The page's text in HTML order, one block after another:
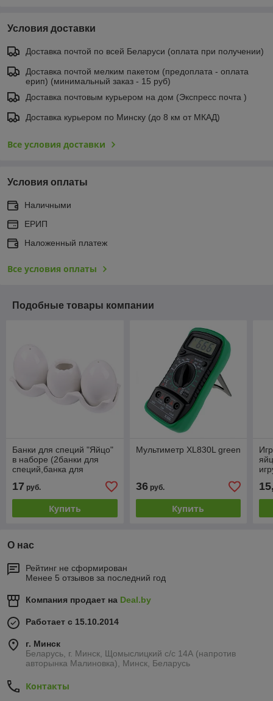
Условия доставки
Доставка почтой по всей Беларуси (оплата при получении)
Доставка почтой мелким пакетом (предоплата - оплата
ерип) (минимальный заказ - 15 руб)
Доставка почтовым курьером на дом (Экспресс почта )
Доставка курьером по Минску (до 8 км от МКАД)
Все условия доставки
Условия оплаты
Наличными
ЕРИП
Наложенный платеж
Все условия оплаты
Подобные товары компании
Банки для специй "Яйцо"
в наборе (2банки для
специй,банка для
17 руб.
Купить
Мультиметр XL830L green
36руб.
Купить
О нас
Рейтинг не сформирован
Менее 5 отзывов за последний год
Компания продает на Deal.by
Работает с 15.10.2014
г. Минск
Беларусь, г. Минск, Щомыслицкий с/с 14А (напротив
авторынка Малиновка), Минск, Беларусь
Контакты